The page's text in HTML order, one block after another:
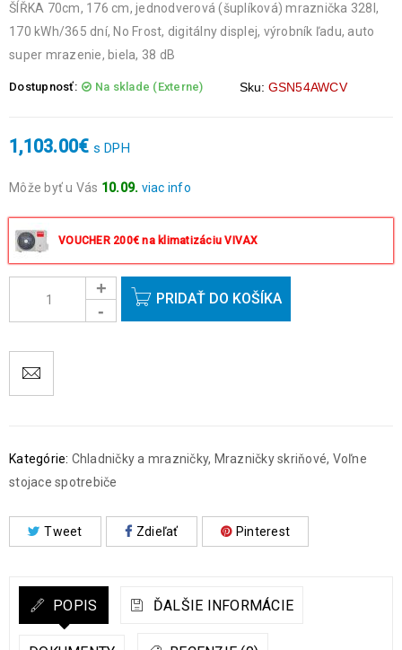
ŠÍŘKA 70cm, 176 cm, jednodverová (šuplíková) mraznička 328l,
170 kWh/365 dní, No Frost, digitálny displej, výrobník ľadu, auto
super mrazenie, biela, 38 dB
Dostupnosť: Na sklade (Externe) Sku: GSN54AWCV
1,103.00€ s DPH
Môže byť u Vás 10.09. viac info
okrem víkendov a sviatkov.
VOUCHER 200€ na klimatizáciu VIVAX
PRIDAŤ DO KOŠÍKA
Kategórie: Chladničky a mrazničky, Mrazničky skriňové, Voľne
stojace spotrebiče
Tweet Zdieľať Pinterest
POPIS ĎALŠIE INFORMÁCIE